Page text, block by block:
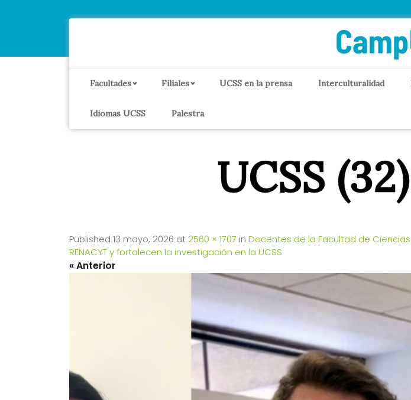
Facultades Filiales UCSS en la prensa Interculturalidad
Idiomas UCSS Palestra
UCSS (32)
Published 13 mayo, 2026 at2560 × 1707 in Docentes de la Facultad de
RENACYT y fortalecen la investigación en la UCSS